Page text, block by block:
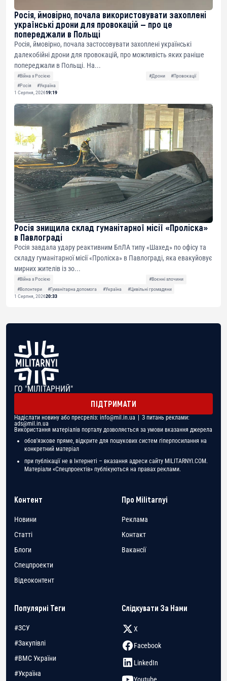
Росія, ймовірно, почала використовувати захоплені
українські дрони для провокацій — про це
попереджали в Польщі
Росія, ймовірно, почала застосовувати захоплені українські
далекобійні дрони для провокацій, про можливість яких раніше
попереджали в Польщі. На...
#Війна з Росією #Дрони
#Провокації
#Росія
#Україна
1 Серпня, 202619:19
Росія знищила склад гуманітарної місії «Проліска»
в Павлограді
Росія завдала удару реактивним БпЛА типу «Шахед» по офісу та
складу гуманітарної місії «Проліска» в Павлограді, яка евакуйовує
мирних жителів із зо...
#Війна з Росією
#Воєнні злочини
#Волонтери
#Гуманітарна допомога #Україна
#Цивільні громадяни
1 Серпня, 202620:33
ГО "МІЛІТАРНИЙ"
ПІДТРИМАТИ
Надіслати новину або пресреліз: info@mil.in.ua | З питань реклами:
ads@mil.in.ua
Використання матеріалів порталу дозволяється за умови вказання джерела
обов'язкове пряме, відкрите для пошукових систем гіперпосилання на
конкретний матеріал
при публікації не в Інтернеті – вказання адреси сайту MILITARNYI.COM.
Матеріали «Спецпроектів» публікуються на правах реклами.
Контент
Новини
Статті
Блоги
Спецпроекти
Відеоконтент
Про Militarnyi
Реклама
Контакт
Вакансії
Популярні Теги
#ЗСУ
#Закупівлі
#ВМС України
#Україна
Слідкувати За Нами
X
Facebook
LinkedIn